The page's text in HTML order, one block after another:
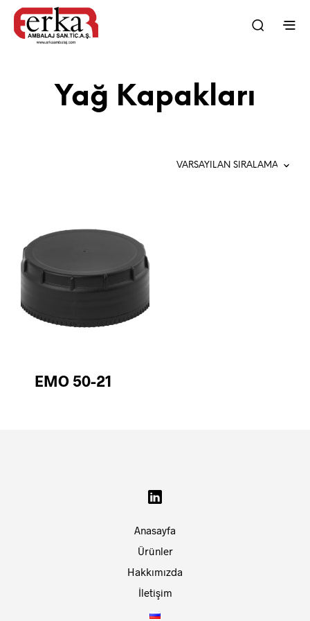
Yağ Kapakları
EMO 50-21
Anasayfa
Ürünler
Hakkımızda
İletişim